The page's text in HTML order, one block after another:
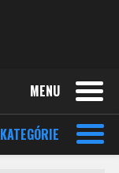
MENU
KATEGÓRIE